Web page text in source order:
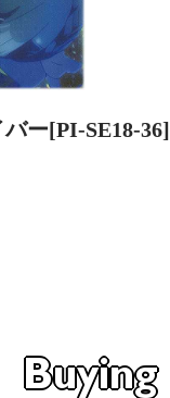
バー[PI-SE18-36]
Buying